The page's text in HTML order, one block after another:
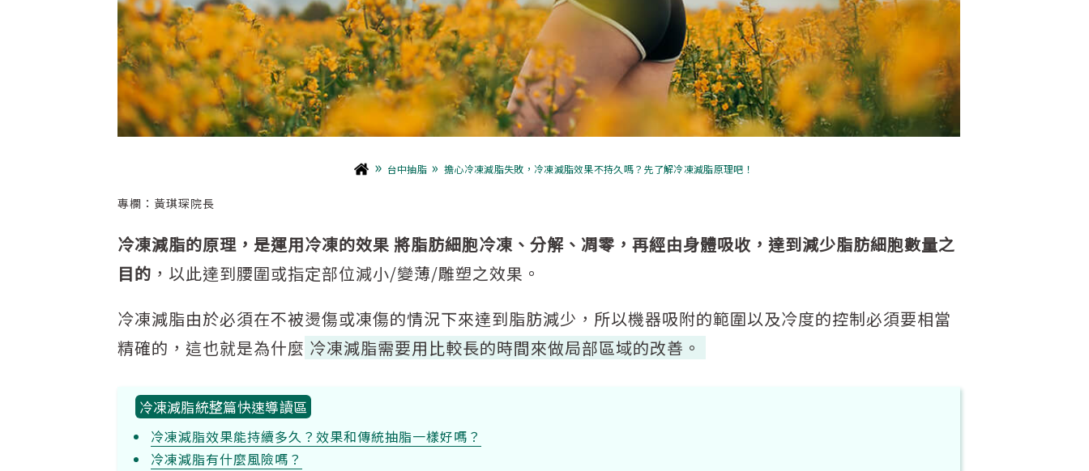
» 台中抽脂 » 擔心冷凍減脂失敗，冷凍減脂效果不持久嗎？先了解冷凍減脂原理吧！
專欄：黃琪琛院長
冷凍減脂的原理，是運用冷凍的效果 將脂肪細胞冷凍、分解、凋零，再經由身體吸收，達到減少脂肪細胞數量之
目的 ，以此達到腰圍或指定部位減小/變薄/雕塑之效果。
冷凍減脂由於必須在不被燙傷或凍傷的情況下來達到脂肪減少，所以機器吸附的範圍以及冷度的控制必須要相當
精確的，這也就是為什麼 冷凍減脂需要用比較長的時間來做局部區域的改善。
冷凍減脂統整篇快速導讀區
冷凍減脂效果能持續多久？效果和傳統抽脂一樣好嗎？
冷凍減脂有什麼風險嗎？